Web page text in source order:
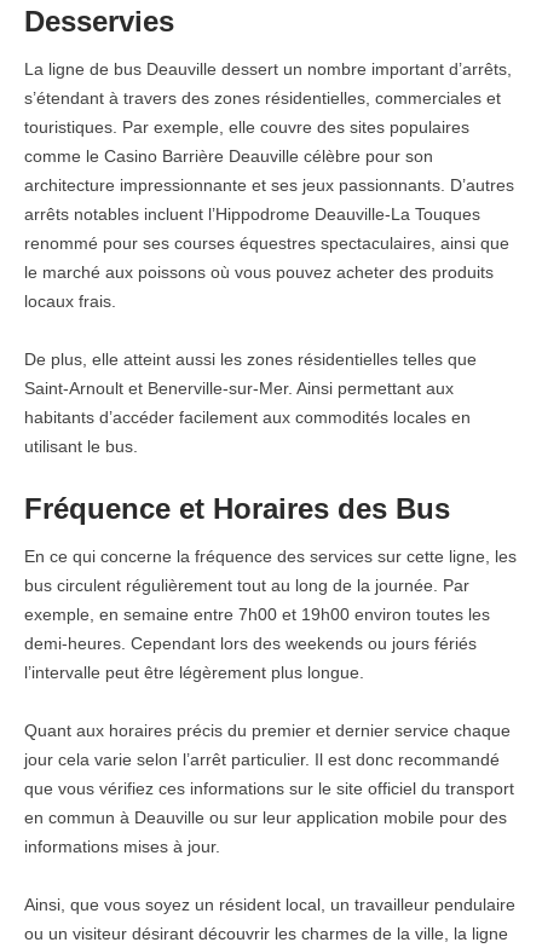
Desservies
La ligne de bus Deauville dessert un nombre important d’arrêts,
s’étendant à travers des zones résidentielles, commerciales et
touristiques. Par exemple, elle couvre des sites populaires
comme le Casino Barrière Deauville célèbre pour son
architecture impressionnante et ses jeux passionnants. D’autres
arrêts notables incluent l’Hippodrome Deauville-La Touques
renommé pour ses courses équestres spectaculaires, ainsi que
le marché aux poissons où vous pouvez acheter des produits
locaux frais.
De plus, elle atteint aussi les zones résidentielles telles que
Saint-Arnoult et Benerville-sur-Mer. Ainsi permettant aux
habitants d’accéder facilement aux commodités locales en
utilisant le bus.
Fréquence et Horaires des Bus
En ce qui concerne la fréquence des services sur cette ligne, les
bus circulent régulièrement tout au long de la journée. Par
exemple, en semaine entre 7h00 et 19h00 environ toutes les
demi-heures. Cependant lors des weekends ou jours fériés
l’intervalle peut être légèrement plus longue.
Quant aux horaires précis du premier et dernier service chaque
jour cela varie selon l’arrêt particulier. Il est donc recommandé
que vous vérifiez ces informations sur le site officiel du transport
en commun à Deauville ou sur leur application mobile pour des
informations mises à jour.
Ainsi, que vous soyez un résident local, un travailleur pendulaire
ou un visiteur désirant découvrir les charmes de la ville, la ligne